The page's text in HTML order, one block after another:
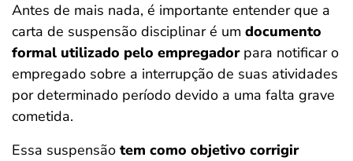
Antes de mais nada, é importante entender que a
carta de suspensão disciplinar é um documento
formal utilizado pelo empregador para notificar o
empregado sobre a interrupção de suas atividades
por determinado período devido a uma falta grave
cometida.
Essa suspensão tem como objetivo corrigir